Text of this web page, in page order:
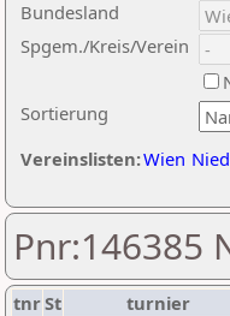
Sortierung
Bundesland
Spgem./Kreis/Verein
Vereinslisten:Wien
Pnr:146385
tnrSt turnier